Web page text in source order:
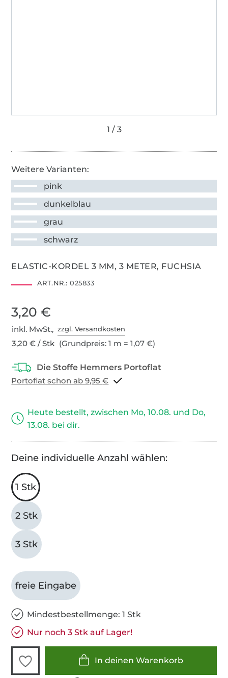
Weitere Varianten:
pink
dunkelblau
grau
schwarz
ELASTIC-KORDEL 3 MM, 3 METER, FUCHSIA
ART.NR.: 025833
3,20 €
inkl. MwSt.,zzgl. Versandkosten
3,20 € / Stk (Grundpreis: 1 m = 1,07 €)
Portoflat schon ab 9,95 €
Heute bestellt, zwischen Mo, 10.08. und Do,
13.08. bei dir.
Deine individuelle Anzahl wählen:
1 Stk
2 Stk
3 Stk
freie Eingabe
Mindestbestellmenge: 1 Stk
Nur noch 3 Stk auf Lager!
In deinen Warenkorb